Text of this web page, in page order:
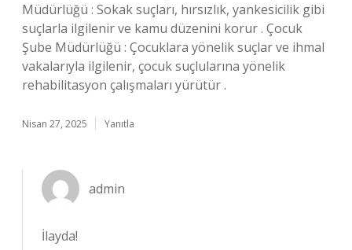
Müdürlüğü : Sokak suçları, hırsızlık, yankesicilik gibi
suçlarla ilgilenir ve kamu düzenini korur . Çocuk
Şube Müdürlüğü : Çocuklara yönelik suçlar ve ihmal
vakalarıyla ilgilenir, çocuk suçlularına yönelik
rehabilitasyon çalışmaları yürütür .
Nisan 27, 2025 Yanıtla
admin
İlayda!